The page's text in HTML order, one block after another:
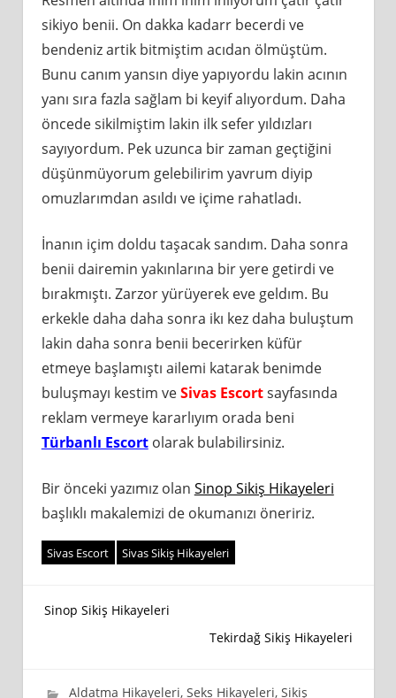
sikiyo benii. On dakka kadarr becerdi ve
bendeniz artik bitmiştim acıdan ölmüştüm.
Bunu canım yansın diye yapıyordu lakin acının
yanı sıra fazla sağlam bi keyif alıyordum. Daha
öncede sikilmiştim lakin ilk sefer yıldızları
sayıyordum. Pek uzunca bir zaman geçtiğini
düşünmüyorum gelebilirim yavrum diyip
omuzlarımdan asıldı ve içime rahatladı.
İnanın içim doldu taşacak sandım. Daha sonra
benii dairemin yakınlarına bir yere getirdi ve
bırakmıştı. Zarzor yürüyerek eve geldım. Bu
erkekle daha daha sonra ikı kez daha buluştum
lakin daha sonra benii becerirken küfür
etmeye başlamıştı ailemi katarak benimde
buluşmayı kestim veSivas Escortsayfasında
reklam vermeye kararlıyım orada beni
Türbanlı Escortolarak bulabilirsiniz.
Bir önceki yazımız olan Sinop Sikiş Hikayeleri
başlıklı makalemizi de okumanızı öneririz.
Sivas Escort Sivas Sikiş Hikayeleri
Yazı
Sinop Sikiş Hikayeleri
Tekirdağ Sikiş Hikayeleri
26 Nisan 2021
wpadmin_745cb4
Aldatma Hikayeleri, Seks Hikayeleri, Sikiş